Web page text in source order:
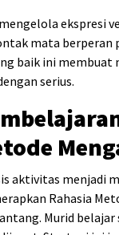
ekspresi
mata
baik ini
serius.
aktivitas menjadi
Rahasia
Murid